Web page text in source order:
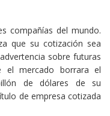
compañías del mundo.
que su cotización sea
sobre futuras
el mercado borrara el
de dólares de su
de empresa cotizada